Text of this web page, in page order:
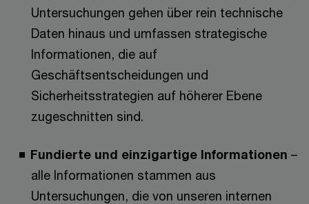
Untersuchungen gehen über rein technische
Daten hinaus und umfassen strategische
Informationen, die auf
Geschäftsentscheidungen und
Sicherheitsstrategien auf höherer Ebene
zugeschnitten sind.
Fundierte und einzigartige Informationen –
alle Informationen stammen aus
Untersuchungen, die von unseren internen